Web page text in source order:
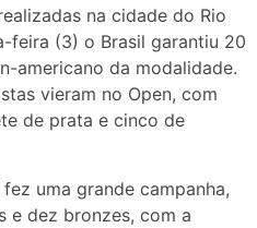
na cidade do Rio
feira (3) o Brasil garantiu 20
americano da modalidade.
vieram no Open, com
de prata e cinco de
uma grande campanha,
e dez bronzes, com a